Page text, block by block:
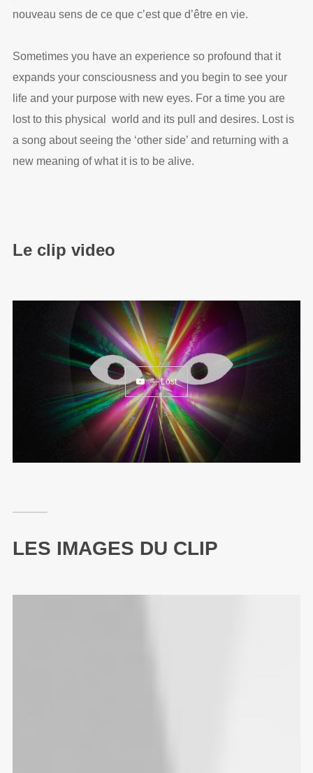
nouveau sens de ce que c’est que d’être en vie.
Sometimes you have an experience so profound that it
expands your consciousness and you begin to see your
life and your purpose with new eyes. For a time you are
lost to this physical world and its pull and desires. Lost is
a song about seeing the ‘other side’ and returning with a
new meaning of what it is to be alive.
Le clip video
— Lost
LES IMAGES DU CLIP